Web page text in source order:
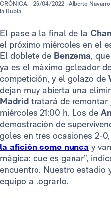
CRÓNICA. 26/04/2022 Alberto Navarro
la Rubia
El pase a la final de la
el próximo miércoles en el
El doblete de Benzema,
ya es el máximo goleador
competición, y el golazo de
dejan muy abierta una
Madrid tratará de remontar
miércoles 21:00 h. Los de
demostración de
goles en tres ocasiones 2-0,
la afición como nunca y
mágica: que es ganar”,
encuentro. Nuestro estadio
equipo a lograrlo.